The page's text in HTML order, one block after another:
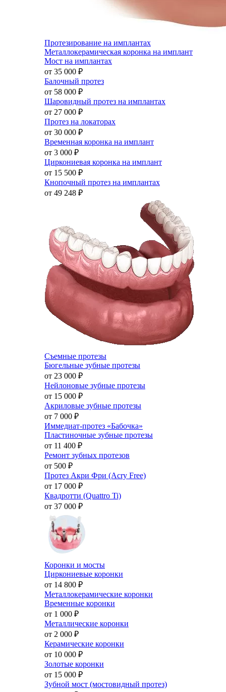
Протезирование на имплантах
Металлокерамическая коронка на имплант
Мост на имплантах
от 35 000 ₽
Балочный протез
от 58 000 ₽
Шаровидный протез на имплантах
от 27 000 ₽
Протез на локаторах
от 30 000 ₽
Временная коронка на имплант
от 3 000 ₽
Циркониевая коронка на имплант
от 15 500 ₽
Кнопочный протез на имплантах
от 49 248 ₽
Съемные протезы
Бюгельные зубные протезы
от 23 000 ₽
Нейлоновые зубные протезы
от 15 000 ₽
Акриловые зубные протезы
от 7 000 ₽
Иммедиат-протез «Бабочка»
Пластиночные зубные протезы
от 11 400 ₽
Ремонт зубных протезов
от 500 ₽
Протез Акри Фри (Acry Free)
от 17 000 ₽
Квадротти (Quattro Ti)
от 37 000 ₽
Коронки и мосты
Циркониевые коронки
от 14 800 ₽
Металлокерамические коронки
Временные коронки
от 1 000 ₽
Металлические коронки
от 2 000 ₽
Керамические коронки
от 10 000 ₽
Золотые коронки
от 15 000 ₽
Зубной мост (мостовидный протез)